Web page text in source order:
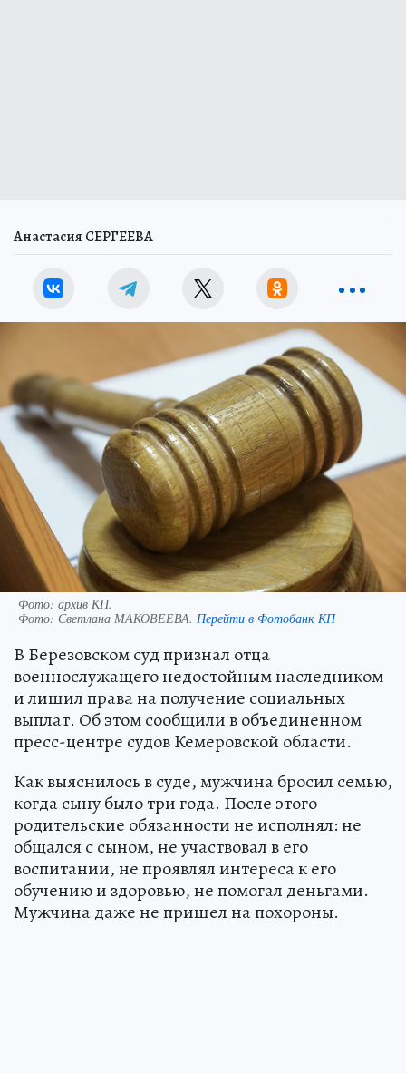
Анастасия СЕРГЕЕВА
Фото: архив КП.
Фото: Светлана МАКОВЕЕВА. Перейти в Фотобанк КП
В Березовском суд признал отца
военнослужащего недостойным наследником
и лишил права на получение социальных
выплат. Об этом сообщили в объединенном
пресс-центре судов Кемеровской области.
Как выяснилось в суде, мужчина бросил семью,
когда сыну было три года. После этого
родительские обязанности не исполнял: не
общался с сыном, не участвовал в его
воспитании, не проявлял интереса к его
обучению и здоровью, не помогал деньгами.
Мужчина даже не пришел на похороны.